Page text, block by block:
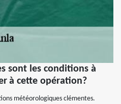
sont les conditions à
à cette opération?
météorologiques clémentes.